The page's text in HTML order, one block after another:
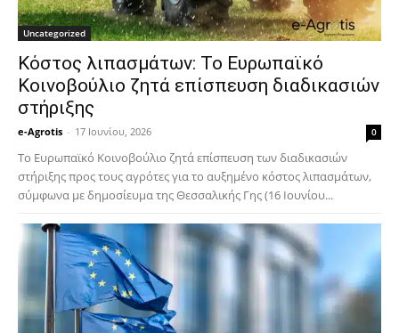
Uncategorized
Κόστος λιπασμάτων: Το Ευρωπαϊκό
Κοινοβούλιο ζητά επίσπευση διαδικασιών
στήριξης
e-Agrotis - 17 Ιουνίου, 2026 0
Το Ευρωπαϊκό Κοινοβούλιο ζητά επίσπευση των διαδικασιών
στήριξης προς τους αγρότες για το αυξημένο κόστος λιπασμάτων,
σύμφωνα με δημοσίευμα της Θεσσαλικής Γης (16 Ιουνίου...